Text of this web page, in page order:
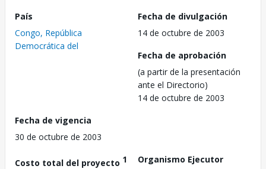
País
Congo, República
Democrática del
Fecha de divulgación
14 de octubre de 2003
Fecha de aprobación
(a partir de la presentación
ante el Directorio)
14 de octubre de 2003
Fecha de vigencia
30 de octubre de 2003
Costo total del proyecto 1
Organismo Ejecutor